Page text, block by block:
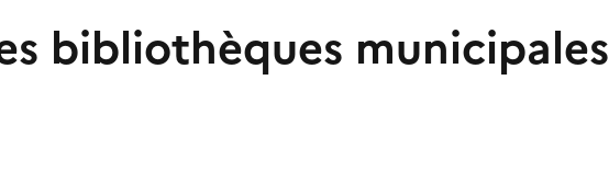
bibliothèques municipales